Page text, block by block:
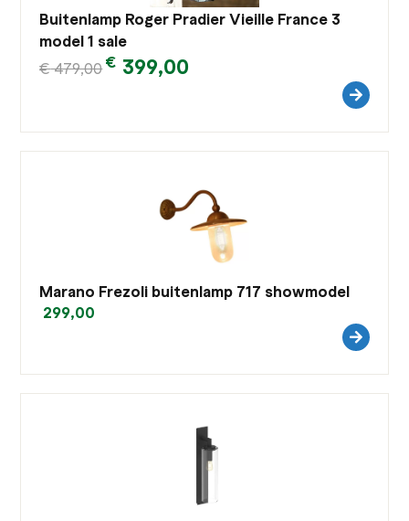
Buitenlamp Roger Pradier Vieille France 3
model 1 sale
€479,00€ 399,00
Marano Frezoli buitenlamp 717 showmodel
299,00